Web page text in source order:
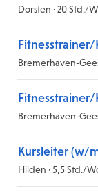
Dorsten · 20 Std./
Bremerhaven-
Bremerhaven-
Kursleiter (w/
Hilden · 5,5 Std./